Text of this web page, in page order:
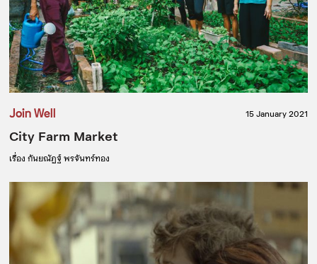
Join Well 15 January 2021
City Farm Market
เรื่อง กันยณัฏฐ์ พรจันทร์ทอง